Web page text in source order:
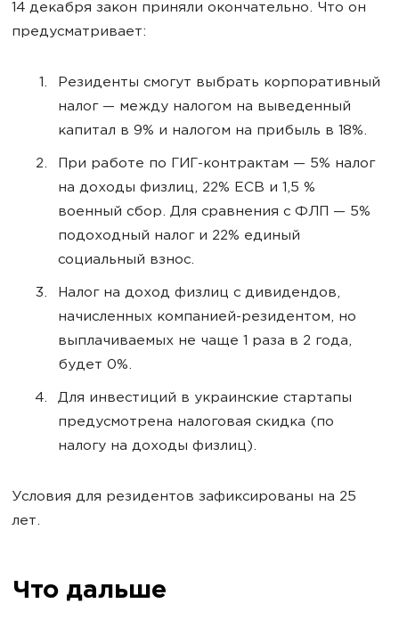
14 декабря закон приняли окончательно. Что он
предусматривает:
Резиденты смогут выбрать корпоративный
налог — между налогом на выведенный
капитал в 9% и налогом на прибыль в 18%.
При работе по ГИГ-контрактам — 5% налог
на доходы физлиц, 22% ЕСВ и 1,5 %
военный сбор. Для сравнения с ФЛП — 5%
подоходный налог и 22% единый
социальный взнос.
Налог на доход физлиц с дивидендов,
начисленных компанией-резидентом, но
выплачиваемых не чаще 1 раза в 2 года,
будет 0%.
Для инвестиций в украинские стартапы
предусмотрена налоговая скидка (по
налогу на доходы физлиц).
Условия для резидентов зафиксированы на 25
лет.
Что дальше